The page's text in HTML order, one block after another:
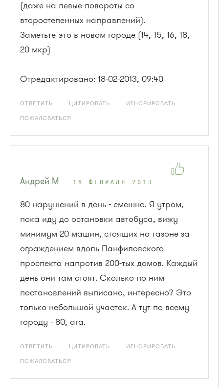
(даже на левые повороты со
второстепенных направлений).
Заметьте это в новом городе (14, 15, 16, 18,
20 мкр)
Отредактировано: 18-02-2013, 09:40
ОТВЕТИТЬ ЦИТИРОВАТЬ ИГНОРИРОВАТЬ
ПОЖАЛОВАТЬСЯ
Андрей М 18 ФЕВРАЛЯ 2013
80 нарушений в день - смешно. Я утром,
пока иду до остановки автобуса, вижу
минимум 20 машин, стоящих на газоне за
ограждением вдоль Панфиловского
проспекта напротив 200-тых домов. Каждый
день они там стоят. Сколько по ним
постановлений выписано, интересно? Это
только небольшой участок. А тут по всему
городу - 80, ага.
ОТВЕТИТЬ ЦИТИРОВАТЬ ИГНОРИРОВАТЬ
ПОЖАЛОВАТЬСЯ